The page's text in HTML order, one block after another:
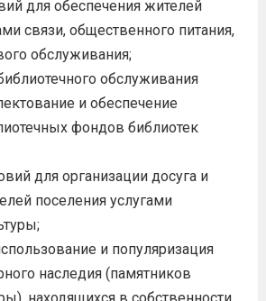
для обеспечения жителей
связи, общественного питания,
обслуживания;
обслуживания
и обеспечение
фондов библиотек
для организации досуга и
поселения услугами
и популяризация
наследия (памятников